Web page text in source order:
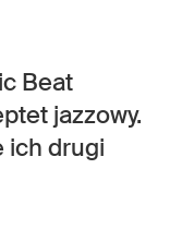
Beat
jazzowy.
ich drugi